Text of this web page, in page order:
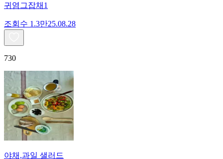
귀염그잡채1
조회수 1.3만25.08.28
730
야채,과일 샐러드